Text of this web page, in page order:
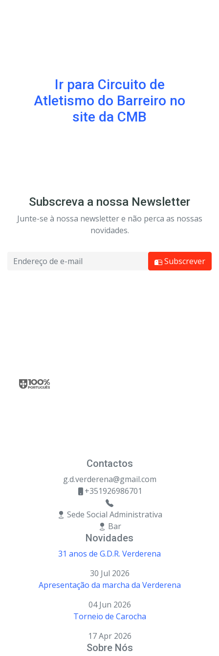
Ir para Circuito de
Atletismo do Barreiro no
site da CMB
Subscreva a nossa Newsletter
Junte-se à nossa newsletter e não perca as nossas
novidades.
Subscrever
Contactos
g.d.verderena@gmail.com
+351926986701
Sede Social Administrativa
Bar
Novidades
31 anos de G.D.R. Verderena
30 Jul 2026
Apresentação da marcha da Verderena
04 Jun 2026
Torneio de Carocha
17 Apr 2026
Sobre Nós